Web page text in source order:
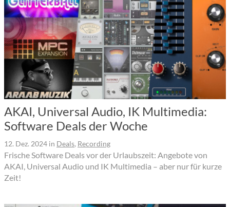
AKAI, Universal Audio, IK Multimedia:
Software Deals der Woche
12. Dez. 2024 in Deals, Recording
Frische Software Deals vor der Urlaubszeit: Angebote von
AKAI, Universal Audio und IK Multimedia – aber nur für kurze
Zeit!